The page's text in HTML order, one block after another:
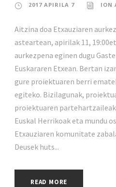
2017 APIRILA 7 ION
Aitzina doa Etxauziaren
asteartean, apirilak 11,
aurkezpena eginen dugu
Euskararen Etxean. Bertan
gure proiektuaren berri
egiteko. Bizilagunak,
proiektuaren
Euskal Herrikoak eta mundu
Etxauziaren komunitate
Deusek huts...
READ MORE